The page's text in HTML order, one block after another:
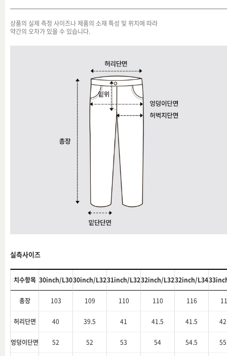
상품의 실제 측정 사이즈나 제품의 소재 특성 및 위치에 따라
약간의 오차가 있을 수 있습니다.
실측사이즈
치수항목 30inch/L3030inch/L3231inch/L3232inch/L3232inch/L34
총장 103 109 110 110 116
허리단면 40 39.5 41 41.5 41.5
엉덩이단면 52 52 53 54 54.5